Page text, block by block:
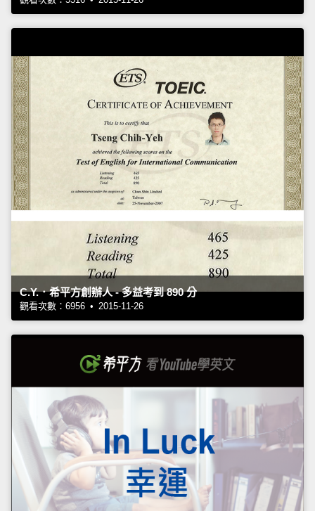
C.Y.．希平方創辦人 - 多益考到 890 分
觀看次數：6956 • 2015-11-26